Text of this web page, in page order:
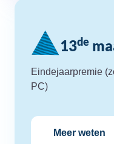
13de
Eindejaarpremie
PC)
Meer weten